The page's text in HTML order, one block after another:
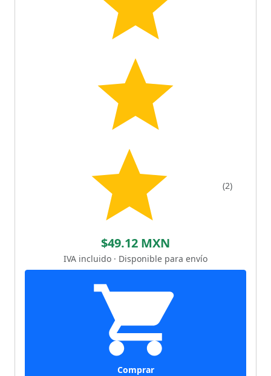
(2)
$49.12 MXN
IVA incluido · Disponible para envío
Comprar